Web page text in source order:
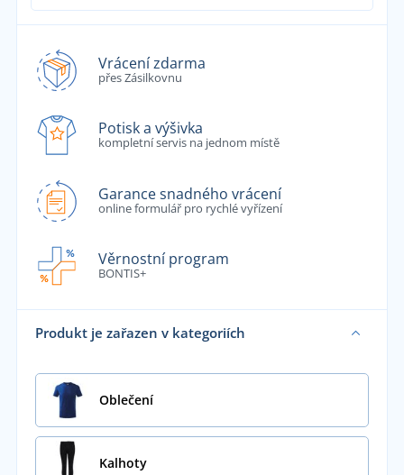
Vrácení zdarma
přes Zásilkovnu
Potisk a výšivka
kompletní servis na jednom místě
Garance snadného vrácení
online formulář pro rychlé vyřízení
Věrnostní program
BONTIS+
Produkt je zařazen v kategoriích
Oblečení
Kalhoty